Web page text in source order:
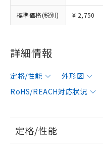
標準価格(税別) ¥ 2,750
詳細情報
定格/性能 外形図
RoHS/REACH対応状況
定格/性能